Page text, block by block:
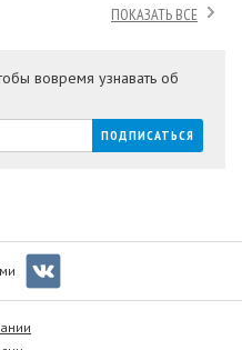
ПОКАЗАТЬ ВСЕ
вовремя узнавать об